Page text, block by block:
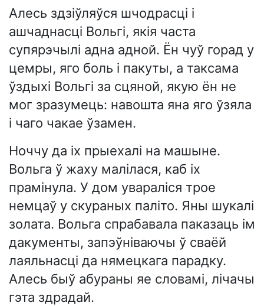
Алесь здзіўляўся шчодрасці і
ашчаднасці Вольгі, якія часта
супярэчылі адна адной. Ён чуў горад у
цемры, яго боль і пакуты, а таксама
ўздыхі Вольгі за сцяной, якую ён не
мог зразумець: навошта яна яго ўзяла
і чаго чакае ўзамен.
Ноччу да іх прыехалі на машыне.
Вольга ў жаху малілася, каб іх
прамінула. У дом увараліся трое
немцаў у скураных паліто. Яны шукалі
золата. Вольга спрабавала паказаць ім
дакументы, запэўніваючы ў сваёй
лаяльнасці да нямецкага парадку.
Алесь быў абураны яе словамі, лічачы
гэта здрадай.